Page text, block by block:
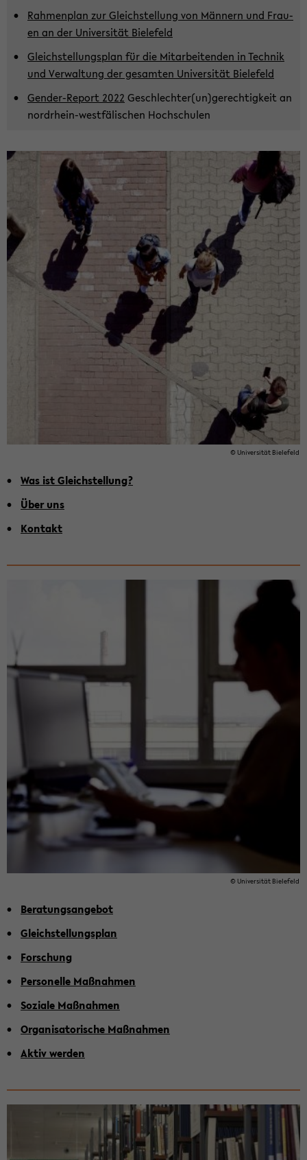
Rah­men­plan zur Gleich­stel­lung von Män­nern und Frau­
en an der Uni­ver­si­tät Bie­le­feld
Gleich­stel­lungs­plan für die Mit­ar­bei­ten­den in Tech­nik
und Ver­wal­tung der ge­sam­ten Uni­ver­si­tät Bie­le­feld
Gender-​Report 2022 Ge­schlech­ter(un)ge­rech­tig­keit an
nordrhein-​westfälischen Hoch­schu­len
© Uni­ver­si­tät Bie­le­feld
Was ist Gleich­stel­lung?
Über uns
Kon­takt
© Uni­ver­si­tät Bie­le­feld
Be­ra­tungs­an­ge­bot
Gleich­stel­lungs­plan
For­schung
Per­so­nel­le Maß­nah­men
So­zia­le Maß­nah­men
Or­ga­ni­sa­to­ri­sche Maß­nah­men
Aktiv wer­den